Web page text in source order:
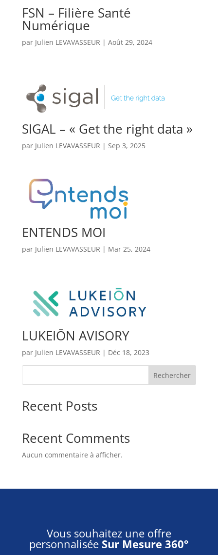
FSN – Filière Santé
Numérique
par Julien LEVAVASSEUR | Août 29, 2024
SIGAL – « Get the right data »
par Julien LEVAVASSEUR | Sep 3, 2025
ENTENDS MOI
par Julien LEVAVASSEUR | Mar 25, 2024
LUKEIŌN AVISORY
par Julien LEVAVASSEUR | Déc 18, 2023
Rechercher
Recent Posts
Recent Comments
Aucun commentaire à afficher.
Vous souhaitez une offre
personnalisée Sur Mesure 360°